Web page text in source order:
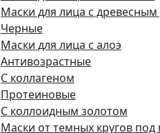
Маски для лица с древесным
Черные
Маски для лица с алоэ
Антивозрастные
С коллагеном
Протеиновые
С коллоидным золотом
Маски от темных кругов под